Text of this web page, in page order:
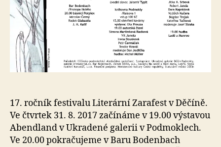
17. ročník festivalu Literární Zarafest v Děčíně.
Ve čtvrtek 31. 8. 2017 začínáme v 19.00 výstavou
Abendland v Ukradené galerii v Podmoklech.
Ve 20.00 pokračujeme v Baru Bodenbach